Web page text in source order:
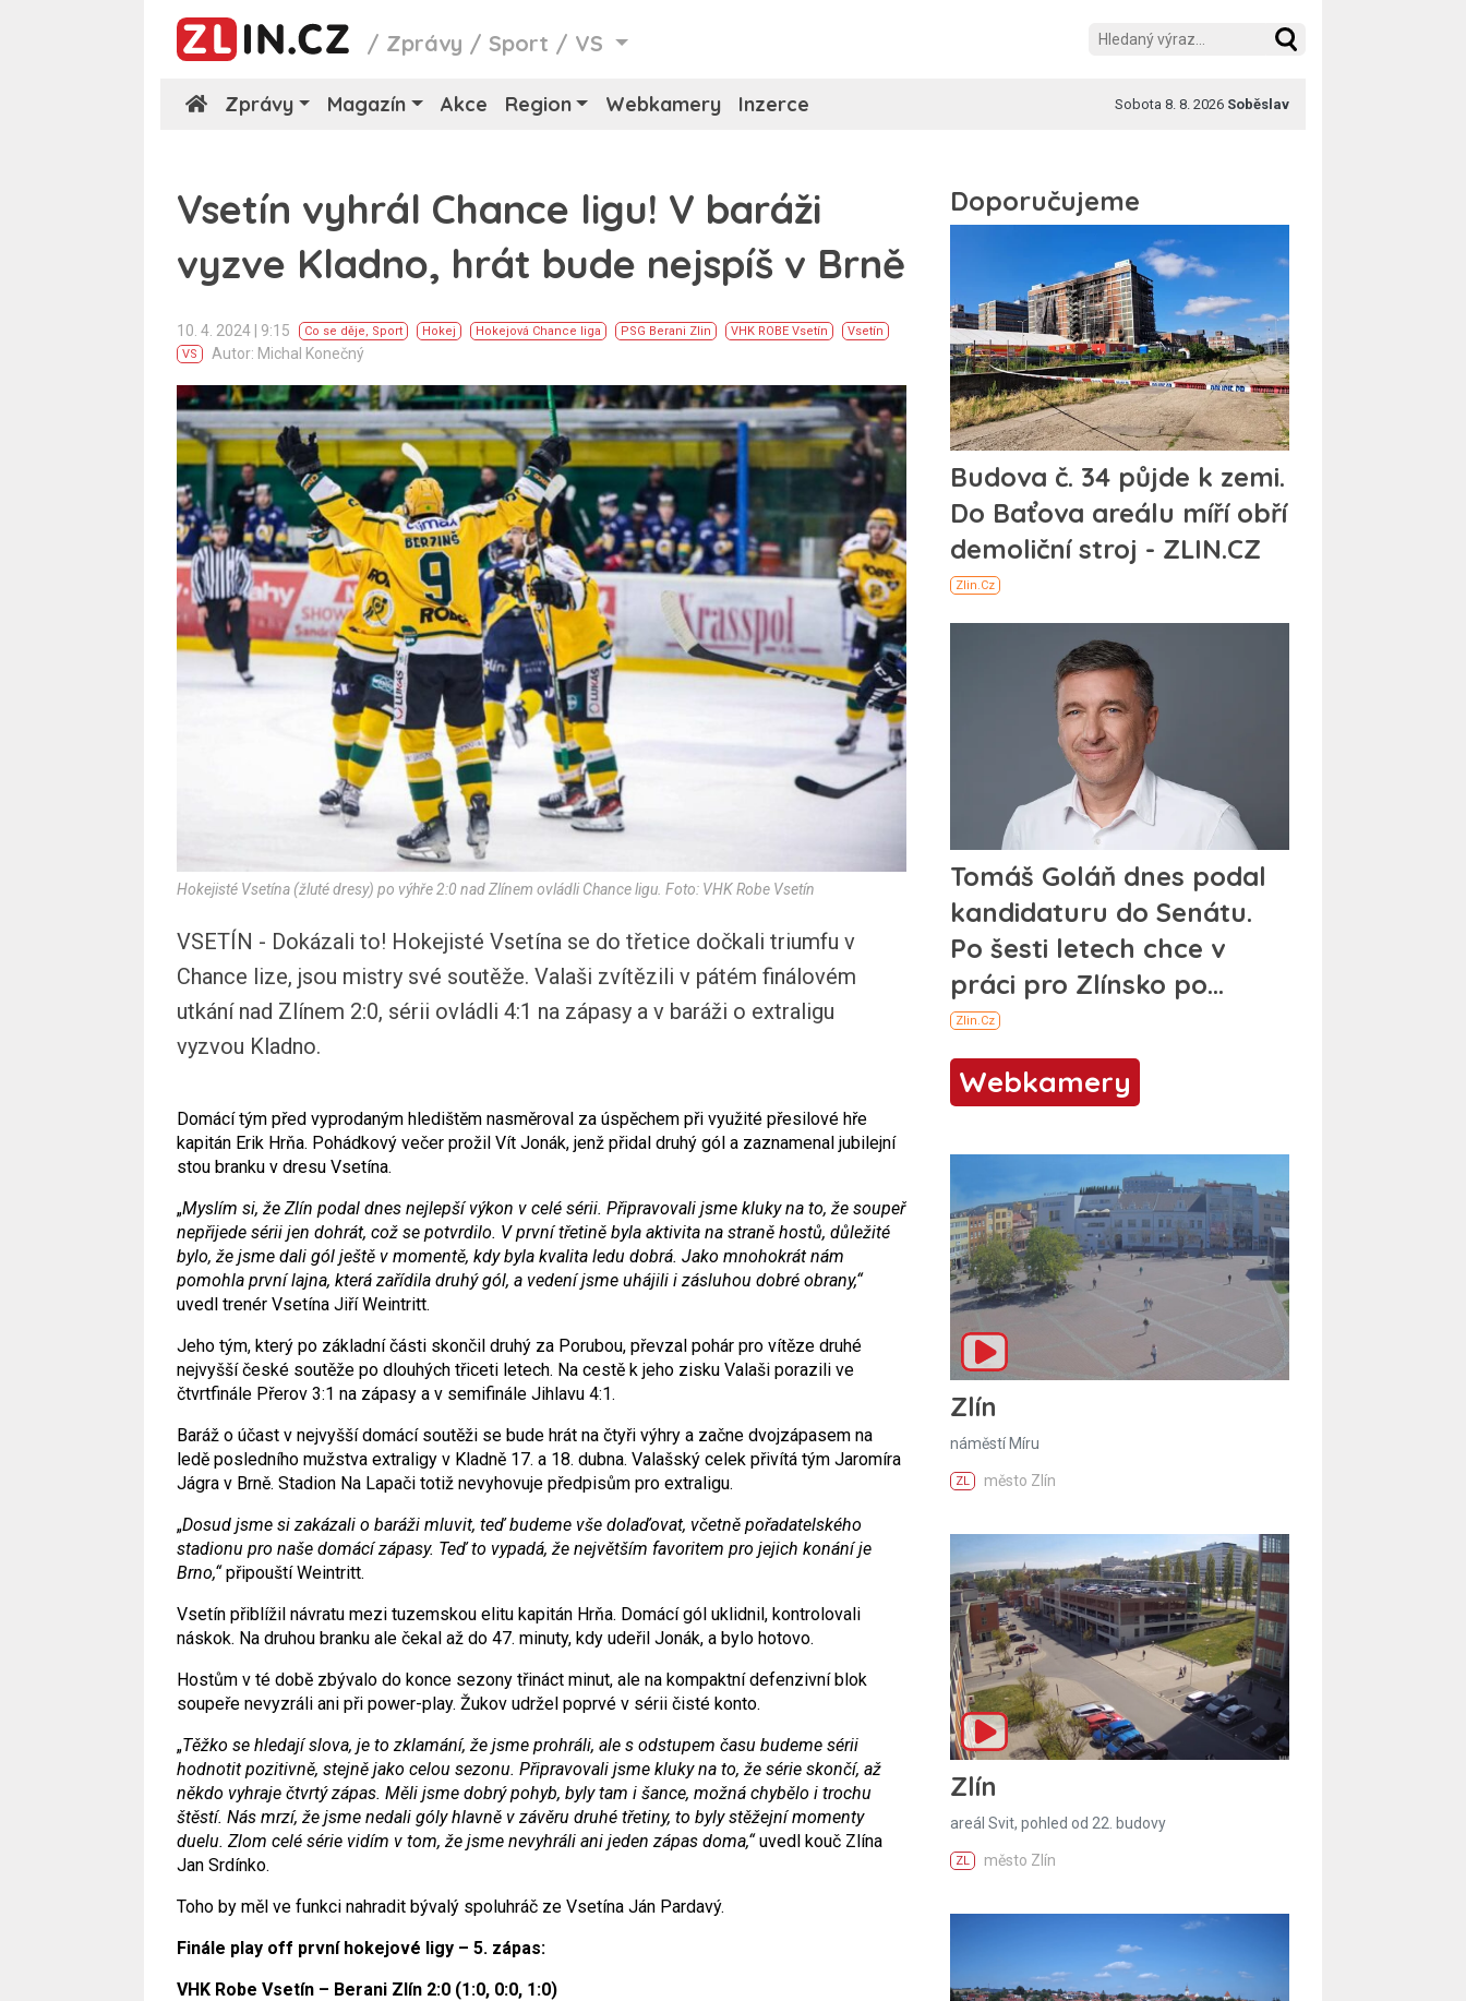
/ Zprávy /Sport / VS
Zprávy Magazín Akce Region Webkamery Inzerce Sobota 8. 8. 2026 Soběslav
Vsetín vyhrál Chance ligu! V baráži
vyzve Kladno, hrát bude nejspíš v Brně
10. 4. 2024 | 9:15 Co se děje, Sport Hokej Hokejová Chance liga PSG Berani Zlin VHK ROBE Vsetín
Vsetín
VS
Autor: Michal Konečný
Hokejisté Vsetína (žluté dresy) po výhře 2:0 nad Zlínem ovládli Chance ligu. Foto: VHK Robe Vsetín
VSETÍN - Dokázali to! Hokejisté Vsetína se do třetice dočkali triumfu v
Chance lize, jsou mistry své soutěže. Valaši zvítězili v pátém finálovém
utkání nad Zlínem 2:0, sérii ovládli 4:1 na zápasy a v baráži o extraligu
vyzvou Kladno.
Domácí tým před vyprodaným hledištěm nasměroval za úspěchem při využité přesilové hře
kapitán Erik Hrňa. Pohádkový večer prožil Vít Jonák, jenž přidal druhý gól a zaznamenal jubilejní
stou branku v dresu Vsetína.
„Myslím si, že Zlín podal dnes nejlepší výkon v celé sérii. Připravovali jsme kluky na to, že soupeř
nepřijede sérii jen dohrát, což se potvrdilo. V první třetině byla aktivita na straně hostů, důležité
bylo, že jsme dali gól ještě v momentě, kdy byla kvalita ledu dobrá. Jako mnohokrát nám
pomohla první lajna, která zařídila druhý gól, a vedení jsme uhájili i zásluhou dobré obrany,“
uvedl trenér Vsetína Jiří Weintritt.
Jeho tým, který po základní části skončil druhý za Porubou, převzal pohár pro vítěze druhé
nejvyšší české soutěže po dlouhých třiceti letech. Na cestě k jeho zisku Valaši porazili ve
čtvrtfinále Přerov 3:1 na zápasy a v semifinále Jihlavu 4:1.
Baráž o účast v nejvyšší domácí soutěži se bude hrát na čtyři výhry a začne dvojzápasem na
ledě posledního mužstva extraligy v Kladně 17. a 18. dubna. Valašský celek přivítá tým Jaromíra
Jágra v Brně. Stadion Na Lapači totiž nevyhovuje předpisům pro extraligu.
„Dosud jsme si zakázali o baráži mluvit, teď budeme vše dolaďovat, včetně pořadatelského
stadionu pro naše domácí zápasy. Teď to vypadá, že největším favoritem pro jejich konání je
Brno,“připouští Weintritt.
Vsetín přiblížil návratu mezi tuzemskou elitu kapitán Hrňa. Domácí gól uklidnil, kontrolovali
náskok. Na druhou branku ale čekal až do 47. minuty, kdy udeřil Jonák, a bylo hotovo.
Hostům v té době zbývalo do konce sezony třináct minut, ale na kompaktní defenzivní blok
soupeře nevyzráli ani při power-play. Žukov udržel poprvé v sérii čisté konto.
„Těžko se hledají slova, je to zklamání, že jsme prohráli, ale s odstupem času budeme sérii
hodnotit pozitivně, stejně jako celou sezonu. Připravovali jsme kluky na to, že série skončí, až
někdo vyhraje čtvrtý zápas. Měli jsme dobrý pohyb, byly tam i šance, možná chybělo i trochu
štěstí. Nás mrzí, že jsme nedali góly hlavně v závěru druhé třetiny, to byly stěžejní momenty
duelu. Zlom celé série vidím v tom, že jsme nevyhráli ani jeden zápas doma,“uvedl kouč Zlína
Jan Srdínko.
Toho by měl ve funkci nahradit bývalý spoluhráč ze Vsetína Ján Pardavý.
Finále play off první hokejové ligy – 5. zápas:
VHK Robe Vsetín – Berani Zlín 2:0 (1:0, 0:0, 1:0)
Webkamery
Zlín
náměstí Míru
ZL město Zlín
Zlín
areál Svit, pohled od 22. budovy
ZL město Zlín